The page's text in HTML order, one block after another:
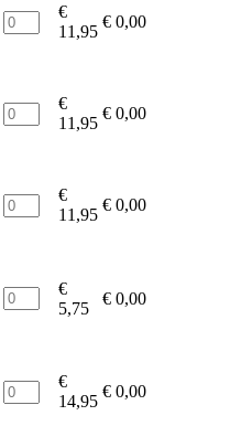
€
11,95
€ 0,00
€
11,95
€ 0,00
€
11,95
€ 0,00
€
5,75
€ 0,00
€
14,95
€ 0,00